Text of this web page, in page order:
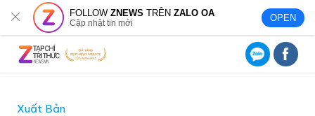
FOLLOWZNEWS TRÊNZALO OA
Cập nhật tin mới OPEN
Xuất Bản